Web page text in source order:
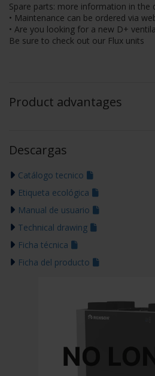
Spare parts: more information in the
• Maintenance can be ordered via
• Are you looking for a new D+
Be sure to check out our Flux units
Product advantages
Descargas
Catálogo tecnico
Etiqueta ecológica
Manual de usuario
Technical drawing
Ficha técnica
Ficha del producto